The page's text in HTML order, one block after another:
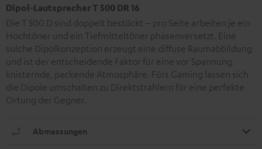
Dipol-Lautsprecher T 500 DR 16
Die T 500 D sind doppelt bestückt – pro Seite arbeiten je ein
Hochtöner und ein Tiefmitteltöner phasenversetzt. Eine
solche Dipolkonzeption erzeugt eine diffuse Raumabbildung
und ist der entscheidende Faktor für eine vor Spannung
knisternde, packende Atmosphäre. Fürs Gaming lassen sich
die Dipole umschalten zu Direktstrahlern für eine perfekte
Ortung der Gegner.
Abmessungen